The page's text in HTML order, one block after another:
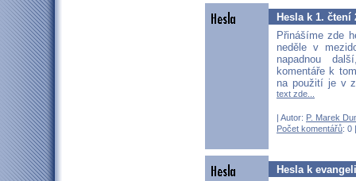
Hesla k 1. čtení
Přinášíme zde
neděle v
napadnou
komentáře k
na použití je v
text zde...
| Autor: P. Marek
Počet komentářů: 0
Hesla k